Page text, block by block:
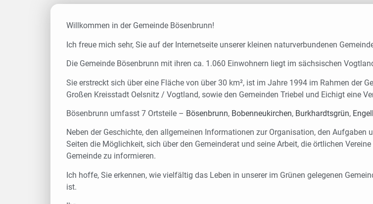
Bösenbrunn – Blick ins Unterdorf
Willkommen in der Gemeinde Bösenbrunn!
Ich freue mich sehr, Sie auf der Internetseite unserer kleinen naturverbundenen
Die Gemeinde Bösenbrunn mit ihren ca. 1.060 Einwohnern liegt im sächsischen
Sie erstreckt sich über eine Fläche von über 30 km², ist im Jahre 1994 im Rahmen der
Großen Kreisstadt Oelsnitz / Vogtland, sowie den Gemeinden Triebel und Eichigt eine
Bösenbrunn umfasst 7 Ortsteile – Bösenbrunn, Bobenneukirchen, Burkhardtsgrün,
Neben der Geschichte, den allgemeinen Informationen zur Organisation, den Aufgaben
Seiten die Möglichkeit, sich über den Gemeinderat und seine Arbeit, die örtlichen
Gemeinde zu informieren.
Ich hoffe, Sie erkennen, wie vielfältig das Leben in unserer im Grünen gelegenen
ist.